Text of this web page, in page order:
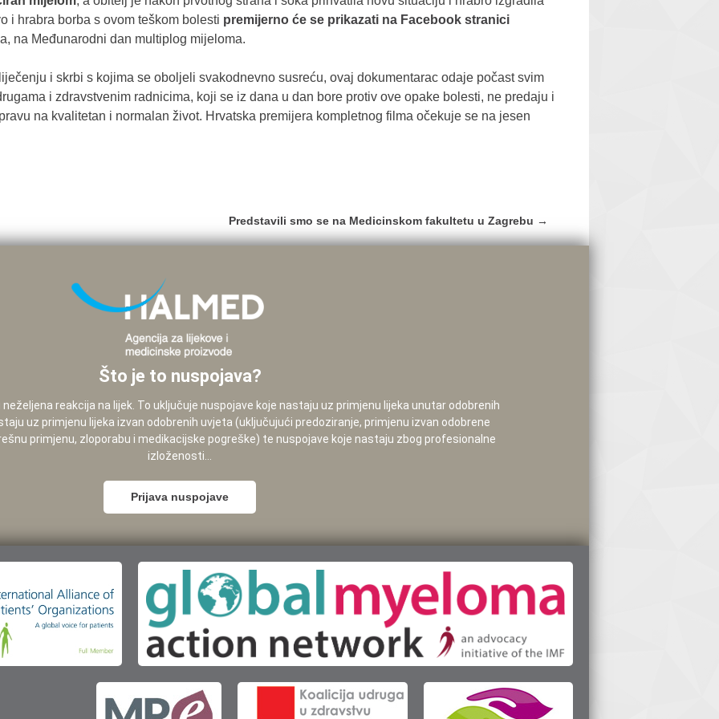
i hrabra borba s ovom teškom bolesti premijerno će se prikazati na Facebook stranici
na Međunarodni dan multiplog mijeloma.
i skrbi s kojima se oboljeli svakodnevno susreću, ovaj dokumentarac odaje počast svim
i zdravstvenim radnicima, koji se iz dana u dan bore protiv ove opake bolesti, ne predaju i
na kvalitetan i normalan život. Hrvatska premijera kompletnog filma očekuje se na jesen
Predstavili smo se na Medicinskom fakultetu u Zagrebu →
Što je to nuspojava?
reakcija na lijek. To uključuje nuspojave koje nastaju uz primjenu lijeka unutar odobrenih
uz primjenu lijeka izvan odobrenih uvjeta (uključujući predoziranje, primjenu izvan odobrene
primjenu, zloporabu i medikacijske pogreške) te nuspojave koje nastaju zbog profesionalne
izloženosti...
Prijava nuspojave